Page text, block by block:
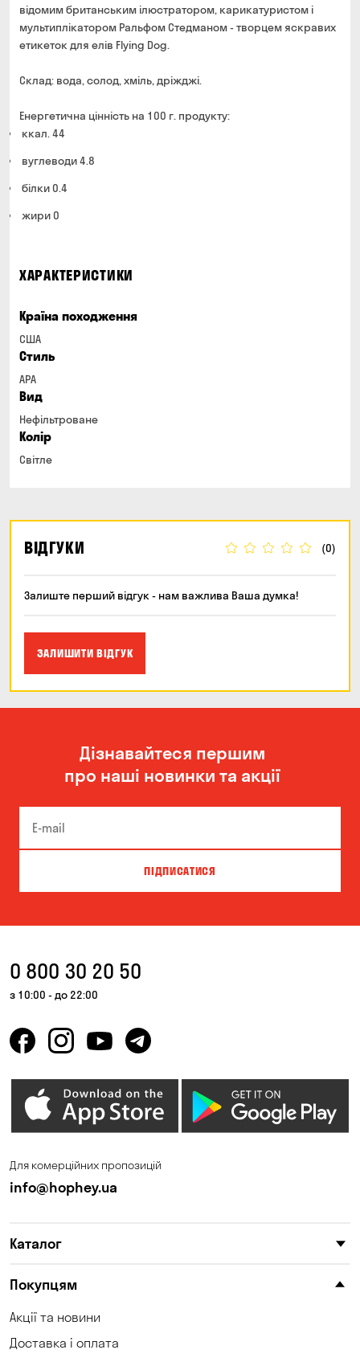
відомим британським ілюстратором, карикатуристом і
мультиплікатором Ральфом Стедманом - творцем яскравих
етикеток для елів Flying Dog.
Склад: вода, солод, хміль, дріжджі.
Енергетична цінність на 100 г. продукту:
ккал. 44
вуглеводи 4.8
білки 0.4
жири 0
ХАРАКТЕРИСТИКИ
Країна походження
США
Стиль
APA
Вид
Нефільтроване
Колір
Світле
ВІДГУКИ (0)
Залиште перший відгук - нам важлива Ваша думка!
ЗАЛИШИТИ ВІДГУК
Дізнавайтеся першим
про наші новинки та акції
ПІДПИСАТИСЯ
0 800 30 20 50
з 10:00 - до 22:00
Для комерційних пропозицій
info@hophey.ua
Каталог
Покупцям
Акції та новини
Доставка і оплата